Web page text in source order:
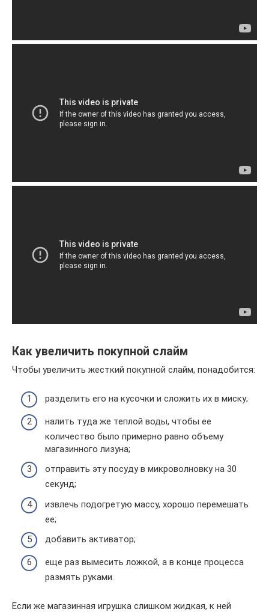
Как увеличить покупной слайм
Чтобы увеличить жесткий покупной слайм, понадобится:
разделить его на кусочки и сложить их в миску;
налить туда же теплой воды, чтобы ее
количество было примерно равно объему
магазинного лизуна;
отправить эту посуду в микроволновку на 30
секунд;
извлечь подогретую массу, хорошо перемешать
ее;
добавить активатор;
еще раз вымесить ложкой, а в конце процесса
размять руками.
Если же магазинная игрушка слишком жидкая, к ней